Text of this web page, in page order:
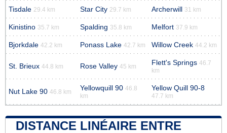
Tisdale 29.4 km Star City 29.7 km Archerwill 31 km
Kinistino 35.7 km Spalding 35.8 km Melfort 37.9 km
Bjorkdale 42.2 km Ponass Lake 42.7 km Willow Creek 44.2 km
St. Brieux 44.8 km Rose Valley 45 km Flett's Springs 46.7
km
Nut Lake 90 46.8 km Yellowquill 90 46.8
km
Yellow Quill 90-8
47.7 km
DISTANCE LINÉAIRE ENTRE